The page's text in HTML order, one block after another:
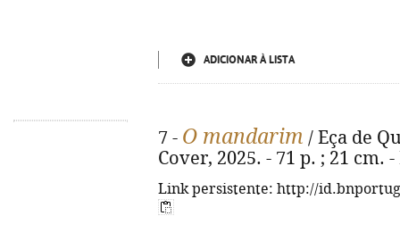
ADICIONAR À LISTA
7 - O mandarim / Eça de
Cover, 2025. - 71 p. ; 21 cm.
Link persistente: http://